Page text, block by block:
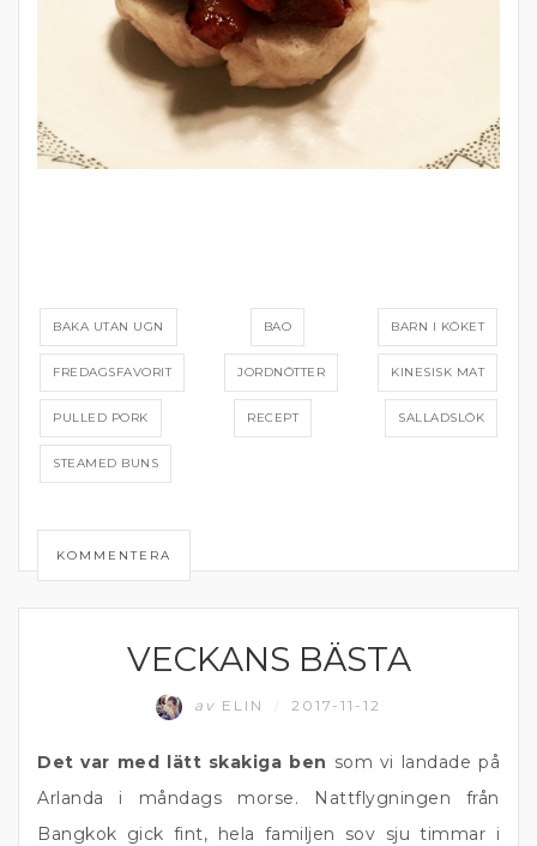
BAKA UTAN UGN BAO BARN I KÖKET
FREDAGSFAVORIT JORDNÖTTER KINESISK MAT
PULLED PORK RECEPT SALLADSLÖK
STEAMED BUNS
KOMMENTERA
VECKANS BÄSTA
av ELIN 2017-11-12
Det var med lätt skakiga ben som vi landade på
Arlanda i måndags morse. Nattflygningen från
Bangkok gick fint, hela familjen sov sju timmar i